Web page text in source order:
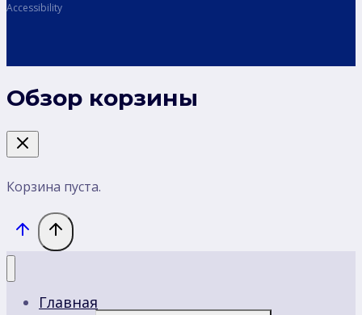
Accessibility
Обзор корзины
Корзина пуста.
Главная